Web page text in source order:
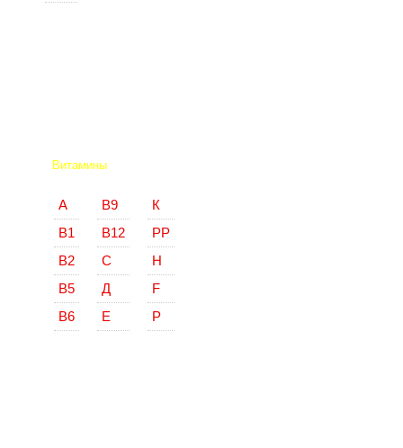
Витамины
А
В1
В2
В5
В6
В9
В12
С
Д
Е
К
РР
Н
F
Р